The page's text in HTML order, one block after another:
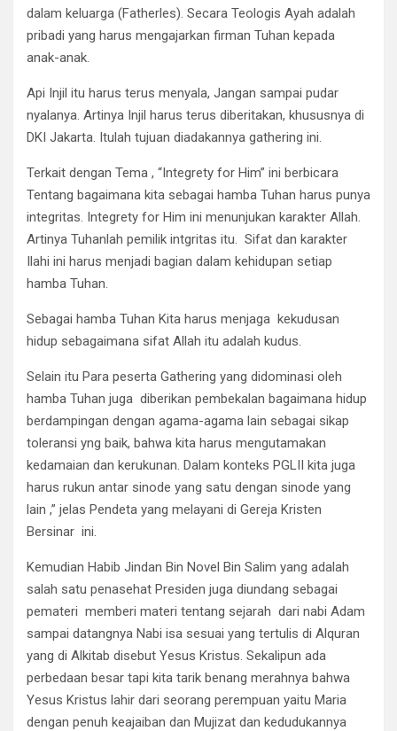
dalam keluarga (Fatherles). Secara Teologis Ayah adalah
pribadi yang harus mengajarkan firman Tuhan kepada
anak-anak.
Api Injil itu harus terus menyala, Jangan sampai pudar
nyalanya. Artinya Injil harus terus diberitakan, khususnya di
DKI Jakarta. Itulah tujuan diadakannya gathering ini.
Terkait dengan Tema , “Integrety for Him” ini berbicara
Tentang bagaimana kita sebagai hamba Tuhan harus punya
integritas. Integrety for Him ini menunjukan karakter Allah.
Artinya Tuhanlah pemilik intgritas itu. Sifat dan karakter
Ilahi ini harus menjadi bagian dalam kehidupan setiap
hamba Tuhan.
Sebagai hamba Tuhan Kita harus menjaga kekudusan
hidup sebagaimana sifat Allah itu adalah kudus.
Selain itu Para peserta Gathering yang didominasi oleh
hamba Tuhan juga diberikan pembekalan bagaimana hidup
berdampingan dengan agama-agama lain sebagai sikap
toleransi yng baik, bahwa kita harus mengutamakan
kedamaian dan kerukunan. Dalam konteks PGLII kita juga
harus rukun antar sinode yang satu dengan sinode yang
lain ,” jelas Pendeta yang melayani di Gereja Kristen
Bersinar ini.
Kemudian Habib Jindan Bin Novel Bin Salim yang adalah
salah satu penasehat Presiden juga diundang sebagai
pemateri memberi materi tentang sejarah dari nabi Adam
sampai datangnya Nabi isa sesuai yang tertulis di Alquran
yang di Alkitab disebut Yesus Kristus. Sekalipun ada
perbedaan besar tapi kita tarik benang merahnya bahwa
Yesus Kristus lahir dari seorang perempuan yaitu Maria
dengan penuh keajaiban dan Mujizat dan kedudukannya